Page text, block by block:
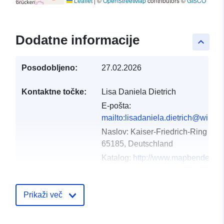
keyboard_arrow_up
Dodatne informacije
Posodobljeno: 27.02.2026
Kontaktne točke:
Lisa Daniela Dietrich
E-pošta:
Naslov: Kaiser-Friedrich-Ring 75,
65185, Deutschland
Katalog: http://
Katalogski zapis:
Prikaži več